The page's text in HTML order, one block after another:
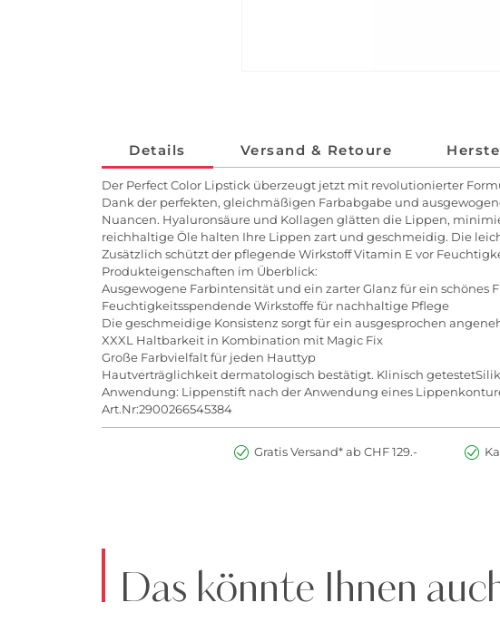
Details Versand & Retoure
Der Perfect Color Lipstick überzeugt jetzt mit revolutionierter
Dank der perfekten, gleichmäßigen Farbabgabe und
Nuancen. Hyaluronsäure und Kollagen glätten die Lippen,
reichhaltige Öle halten Ihre Lippen zart und geschmeidig. Die
Zusätzlich schützt der pflegende Wirkstoff Vitamin E vor
Produkteigenschaften im Überblick:
Ausgewogene Farbintensität und ein zarter Glanz für ein schönes
Feuchtigkeitsspendende Wirkstoffe für nachhaltige Pflege
Die geschmeidige Konsistenz sorgt für ein ausgesprochen
XXXL Haltbarkeit in Kombination mit Magic Fix
Große Farbvielfalt für jeden Hauttyp
Hautverträglichkeit dermatologisch bestätigt. Klinisch
Anwendung: Lippenstift nach der Anwendung eines
Art.Nr:2900266545384
Gratis Versand* ab CHF 129.-
Das könnte Ihnen